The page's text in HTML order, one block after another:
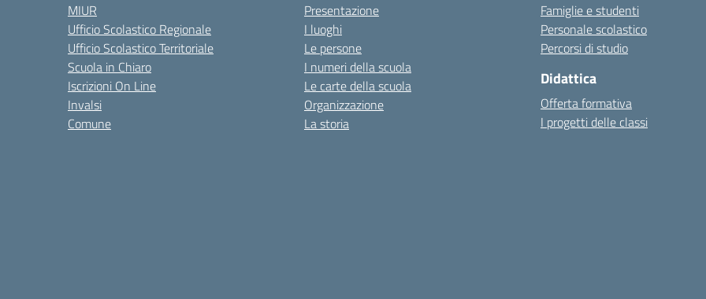
MIUR
Ufficio Scolastico Regionale
Ufficio Scolastico Territoriale
Scuola in Chiaro
Iscrizioni On Line
Invalsi
Comune
Presentazione
I luoghi
Le persone
I numeri della scuola
Le carte della scuola
Organizzazione
La storia
Famiglie e studenti
Personale scolastico
Percorsi di studio
Didattica
Offerta formativa
I progetti delle classi